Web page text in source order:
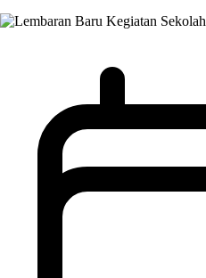
Kegiatan Sekolah